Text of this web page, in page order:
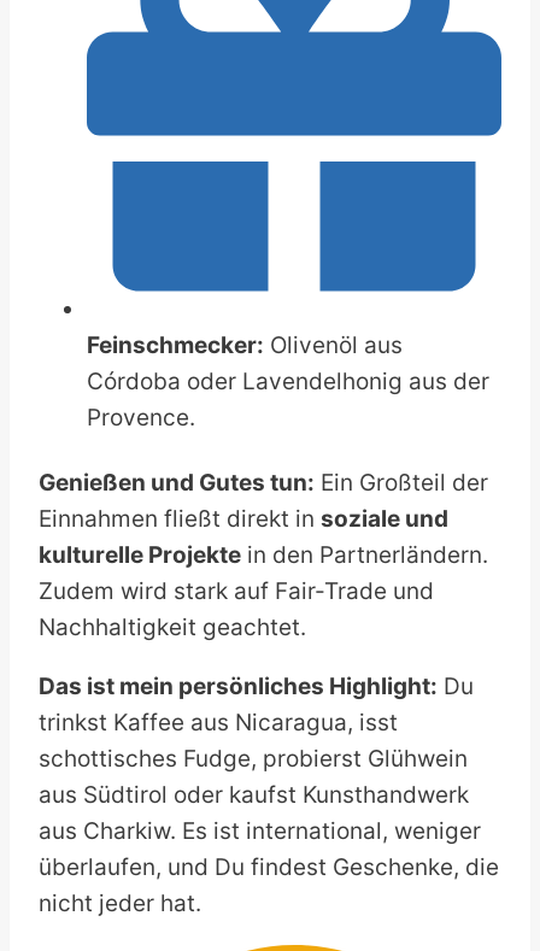
Feinschmecker: Olivenöl aus
Córdoba oder Lavendelhonig aus der
Provence.
Genießen und Gutes tun: Ein Großteil der
Einnahmen fließt direkt in soziale und
kulturelle Projekte in den Partnerländern.
Zudem wird stark auf Fair-Trade und
Nachhaltigkeit geachtet.
Das ist mein persönliches Highlight: Du
trinkst Kaffee aus Nicaragua, isst
schottisches Fudge, probierst Glühwein
aus Südtirol oder kaufst Kunsthandwerk
aus Charkiw. Es ist international, weniger
überlaufen, und Du findest Geschenke, die
nicht jeder hat.